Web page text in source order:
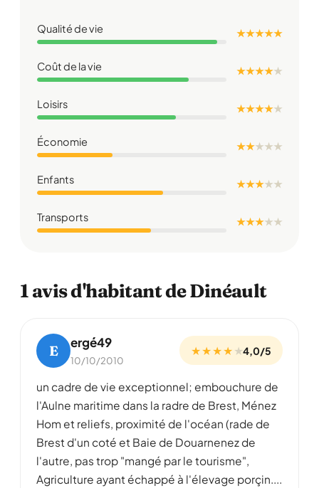
Qualité de vie ★ ★ ★ ★ ★
Coût de la vie ★ ★ ★ ★★
Loisirs ★ ★ ★ ★★
Économie ★ ★★★★
Enfants ★ ★ ★★★
Transports ★ ★ ★★★
1 avis d'habitant de Dinéault
E ergé49
10/10/2010
★ ★ ★ ★★4,0/5
un cadre de vie exceptionnel; embouchure de
l'Aulne maritime dans la radre de Brest, Ménez
Hom et reliefs, proximité de l'océan (rade de
Brest d'un coté et Baie de Douarnenez de
l'autre, pas trop "mangé par le tourisme",
Agriculture ayant échappé à l'élevage porçin....